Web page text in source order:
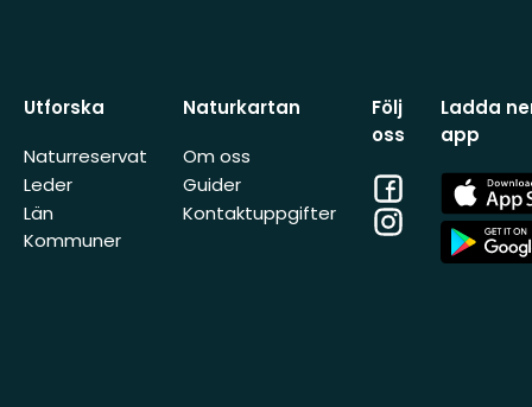
Utforska
Naturreservat
Leder
Län
Kommuner
Naturkartan
Om oss
Guider
Kontaktuppgifter
Följ
oss
Facebook
Instagram
Ladda
app
App
Store
App
Store